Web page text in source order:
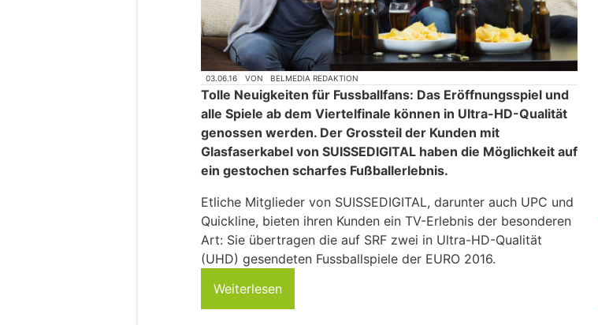
03.06.16 VON BELMEDIA REDAKTION
Tolle Neuigkeiten für Fussballfans: Das Eröffnungsspiel und
alle Spiele ab dem Viertelfinale können in Ultra-HD-Qualität
genossen werden. Der Grossteil der Kunden mit
Glasfaserkabel von SUISSEDIGITAL haben die Möglichkeit auf
ein gestochen scharfes Fußballerlebnis.
Etliche Mitglieder von SUISSEDIGITAL, darunter auch UPC und
Quickline, bieten ihren Kunden ein TV-Erlebnis der besonderen
Art: Sie übertragen die auf SRF zwei in Ultra-HD-Qualität
(UHD) gesendeten Fussballspiele der EURO 2016.
Weiterlesen